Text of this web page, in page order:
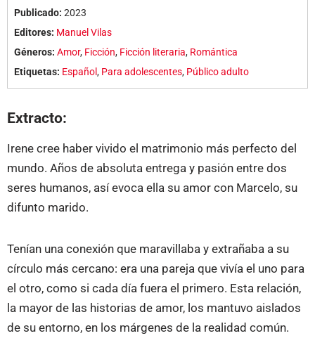
Publicado: 2023
Editores: Manuel Vilas
Géneros: Amor, Ficción, Ficción literaria, Romántica
Etiquetas: Español, Para adolescentes, Público adulto
Extracto:
Irene cree haber vivido el matrimonio más perfecto del
mundo. Años de absoluta entrega y pasión entre dos
seres humanos, así evoca ella su amor con Marcelo, su
difunto marido.
Tenían una conexión que maravillaba y extrañaba a su
círculo más cercano: era una pareja que vivía el uno para
el otro, como si cada día fuera el primero. Esta relación,
la mayor de las historias de amor, los mantuvo aislados
de su entorno, en los márgenes de la realidad común.